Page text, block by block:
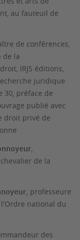
au fauteuil de
de conférences,
de la
IRJS éditions,
juridique
30, préface de
publié avec
droit privé de
,
de la
professeure
national du
des